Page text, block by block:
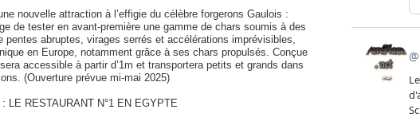
nouvelle attraction à l’effigie du célèbre forgerons Gaulois :
de tester en avant-première une gamme de chars soumis à des
pentes abruptes, virages serrés et accélérations imprévisibles,
en Europe, notamment grâce à ses chars propulsés. Conçue
accessible à partir d’1m et transportera petits et grands dans
(Ouverture prévue mi-mai 2025)
LE RESTAURANT N°1 EN EGYPTE